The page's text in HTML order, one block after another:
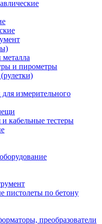
и пирометры
измерительного
кабельные тестеры
пистолеты по бетону
преобразователи